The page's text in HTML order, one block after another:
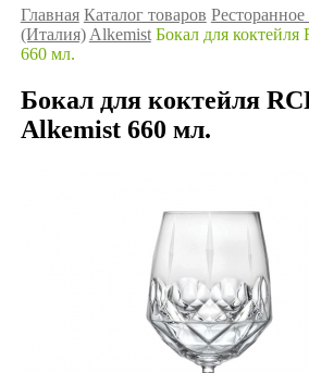
Главная Каталог товаров Ресторанное
(Италия) Alkemist Бокал для
660 мл.
Бокал для коктейля
Alkemist 660 мл.